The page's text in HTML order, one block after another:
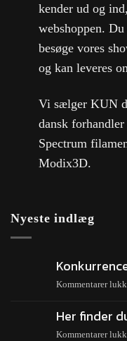
kender ud og
webshoppen.
besøge vores
og kan leveres
Vi sælger KUN
dansk
Spectrum
Modix3D.
Nyeste indlæg
Kommentarer
Her finder
Kommentarer